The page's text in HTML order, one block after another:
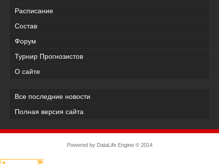
Расписание
Состав
Форум
Турнир Прогнозистов
О сайте
Все последние новости
Полная версия сайта
Powered by DataLife Engine© 2014